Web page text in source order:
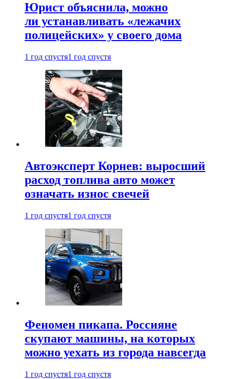
Юрист объяснила, можно
ли устанавливать «лежачих
полицейских» у своего дома
1 год спустя1 год спустя
Автоэксперт Корнев: выросший
расход топлива авто может
означать износ свечей
1 год спустя1 год спустя
Феномен пикапа. Россияне
скупают машины, на которых
можно уехать из города навсегда
1 год спустя1 год спустя